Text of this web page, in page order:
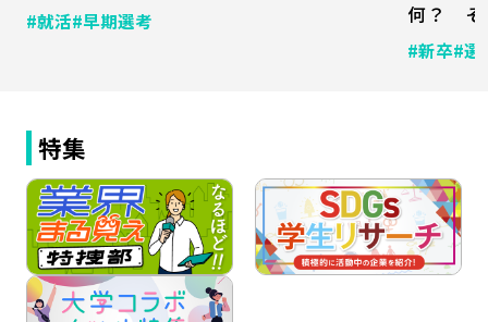
#就活#早期選考
何？ そ
#新卒#選
特集